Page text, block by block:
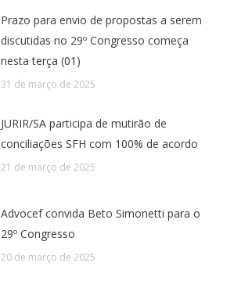
Prazo para envio de propostas a serem
discutidas no 29º Congresso começa
nesta terça (01)
31 de março de 2025
JURIR/SA participa de mutirão de
conciliações SFH com 100% de acordo
21 de março de 2025
Advocef convida Beto Simonetti para o
29º Congresso
20 de março de 2025